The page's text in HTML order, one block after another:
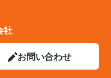
社
お問い合わせ